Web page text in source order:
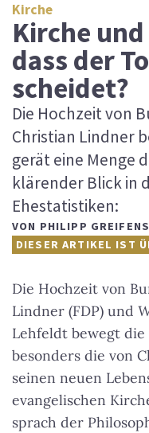
Kirche
Kirche
dass der
scheidet?
Die Hochzeit von
Christian Lindner
gerät eine Menge
klärender Blick in
Ehestatistiken:
VON PHILIPP
DIESER ARTIKEL IST
Die Hochzeit von
Lindner (FDP) und
Lehfeldt bewegt
besonders die von
seinen neuen
evangelischen
sprach der